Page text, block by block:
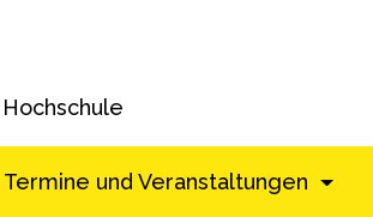
Termine und Veranstaltungen